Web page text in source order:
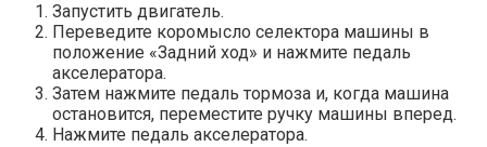
Запустить двигатель.
Переведите коромысло селектора машины в
положение «Задний ход» и нажмите педаль
акселератора.
Затем нажмите педаль тормоза и, когда машина
остановится, переместите ручку машины вперед.
Нажмите педаль акселератора.